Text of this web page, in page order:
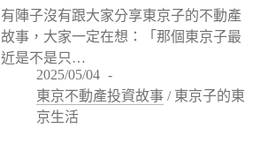
有陣子沒有跟大家分享東京子的不動產
故事，大家一定在想：「那個東京子最
近是不是只…
2025/05/04
東京不動產投資故事/ 東京子的東
京生活